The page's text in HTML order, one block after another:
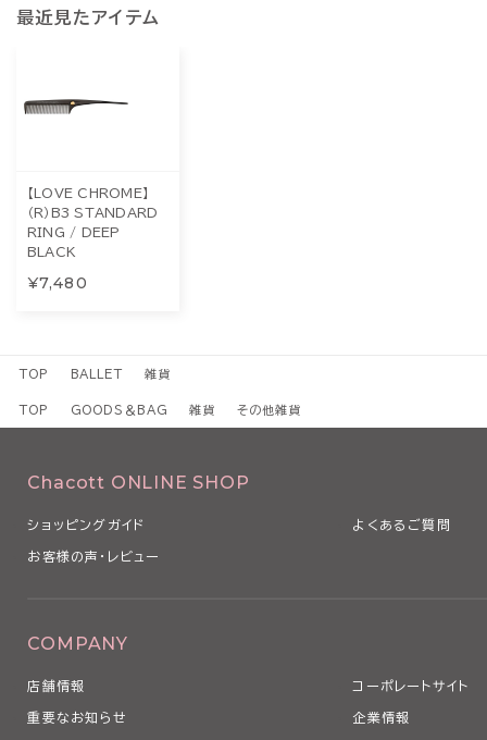
最近見たアイテム
【LOVE CHROME】
（R）B3 STANDARD
RING / DEEP
BLACK
¥7,480
TOP BALLET 雑貨
TOP GOODS＆BAG 雑貨 その他雑貨
Chacott ONLINE SHOP
ショッピングガイド よくあるご質問
お客様の声・レビュー
COMPANY
店舗情報 コーポレートサイト
重要なお知らせ 企業情報